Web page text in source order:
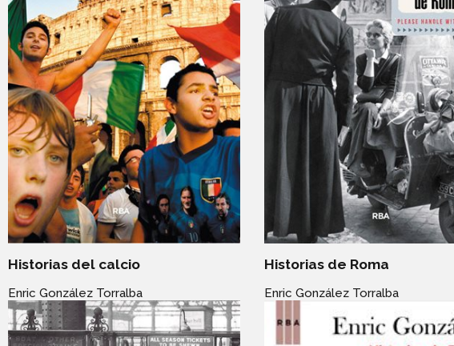
Historias del calcio
Enric González Torralba
Historias de Roma
Enric González Torralba